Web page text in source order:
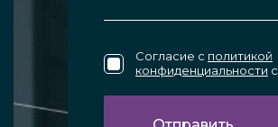
Согласие с политикой
конфиденциальности